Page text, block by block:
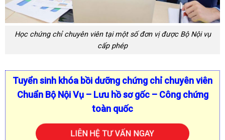
Học chứng chỉ chuyên viên tại một số đơn vị được Bộ Nội vụ
cấp phép
Tuyển sinh khóa bồi dưỡng chứng chỉ chuyên viên
Chuẩn Bộ Nội Vụ – Lưu hồ sơ gốc – Công chứng
toàn quốc
LIÊN HỆ TƯ VẤN NGAY